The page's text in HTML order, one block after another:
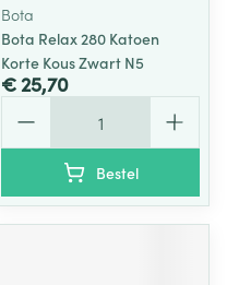
Bota
Bota Relax 280 Katoen
Korte Kous Zwart N5
€ 25,70
Bestel